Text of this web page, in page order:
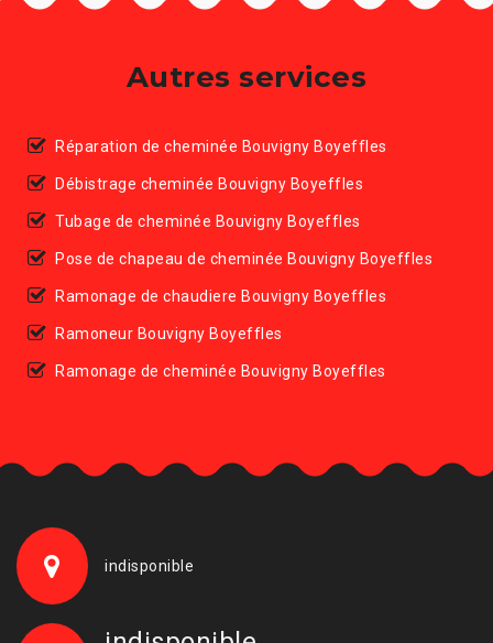
Autres services
Réparation de cheminée Bouvigny Boyeffles
Débistrage cheminée Bouvigny Boyeffles
Tubage de cheminée Bouvigny Boyeffles
Pose de chapeau de cheminée Bouvigny Boyeffles
Ramonage de chaudiere Bouvigny Boyeffles
Ramoneur Bouvigny Boyeffles
Ramonage de cheminée Bouvigny Boyeffles
indisponible